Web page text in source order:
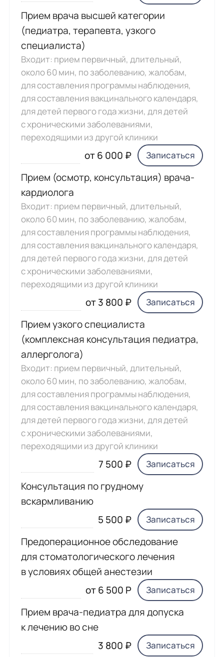
Прием врача высшей категории
(педиатра, терапевта, узкого
специалиста)
Входит: прием первичный, длительный,
около 60 мин, по заболеванию, жалобам,
для составления программы наблюдения,
для составления вакцинального календаря,
для детей первого года жизни, для детей
с хроническими заболеваниями,
переходящими из другой клиники
от 6 000 ₽ Записаться
Прием (осмотр, консультация) врача-
кардиолога
Входит: прием первичный, длительный,
около 60 мин, по заболеванию, жалобам,
для составления программы наблюдения,
для составления вакцинального календаря,
для детей первого года жизни, для детей
с хроническими заболеваниями,
переходящими из другой клиники
от 3 800 ₽ Записаться
Прием узкого специалиста
(комплексная консультация педиатра,
аллерголога)
Входит: прием первичный, длительный,
около 60 мин, по заболеванию, жалобам,
для составления программы наблюдения,
для составления вакцинального календаря,
для детей первого года жизни, для детей
с хроническими заболеваниями,
переходящими из другой клиники
7 500 ₽ Записаться
Консультация по грудному
вскармливанию
5 500 ₽
Записаться
Предоперационное обследование
для стоматологического лечения
в условиях общей анестезии
от 6 500 Р
Записаться
Прием врача-педиатра для допуска
к лечению во сне
3 800 ₽
Записаться